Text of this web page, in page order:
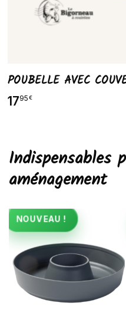
POUBELLE AVEC
1795€
Indispensables
aménagement
NOUVEAU !